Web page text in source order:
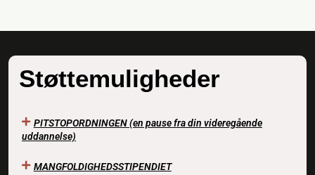
Støttemuligheder
PITSTOPORDNINGEN (en pause fra din videregående
uddannelse)
MANGFOLDIGHEDSSTIPENDIET